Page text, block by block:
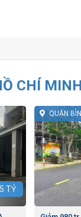
CHÍ MINH
TỶ
QUẬN